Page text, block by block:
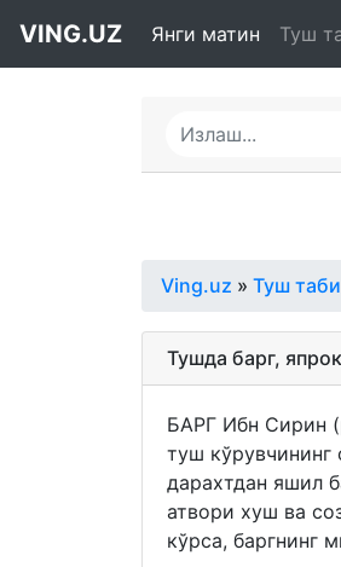
VING.UZ Янги матин Туш
Ving.uz » Туш
Тушда барг,
БАРГ Ибн Сирин
туш кўрувчининг
дарахтдан яшил
атвори хуш ва
кўрса, баргнинг